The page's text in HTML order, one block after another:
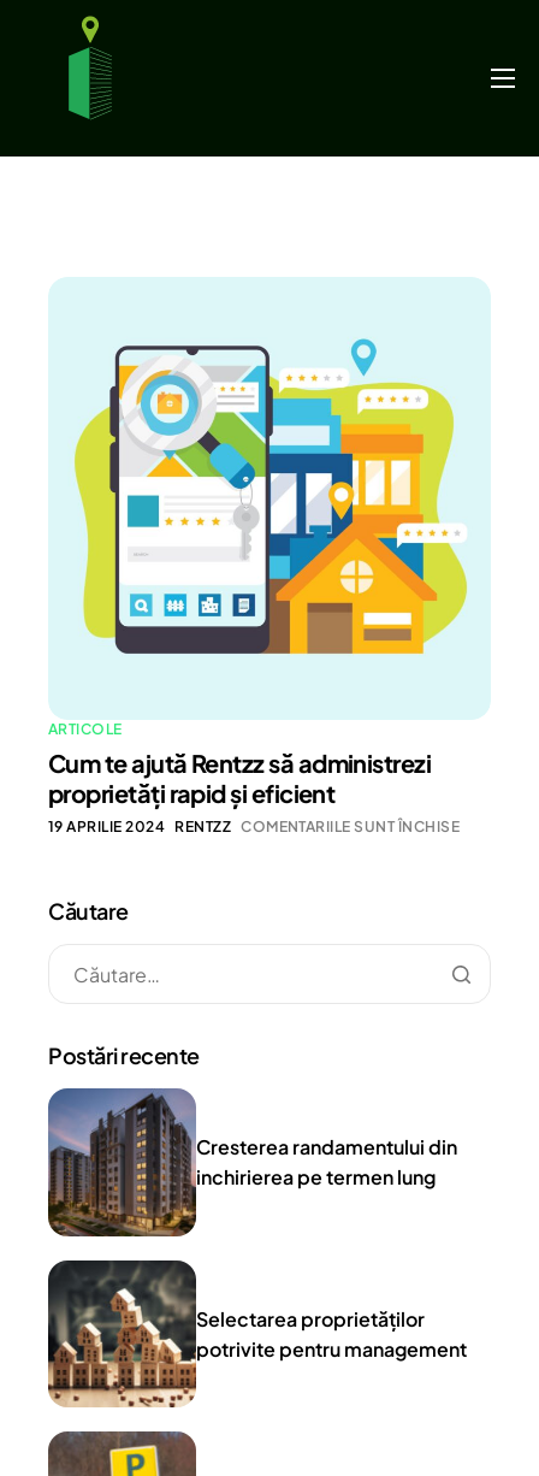
Funcționalități
Ghiduri
Contact
ARTICOLE
Cum te ajută Rentzz să administrezi
proprietăți rapid și eficient
19 APRILIE 2024 RENTZZ COMENTARIILE SUNT ÎNCHISE
Căutare
Postări recente
Cresterea randamentului din
inchirierea pe termen lung
Selectarea proprietăților
potrivite pentru management